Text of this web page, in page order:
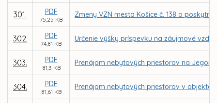
301. PDF
75,25 KB
Zmeny VZN mesta Košice č. 138 o
302. PDF
74,81 KB
Určenie výšky príspevku na záujmové
303. PDF
81,3 KB
Prenájom nebytových priestorov na
304. PDF
81,61 KB
Prenájom nebytových priestorov v objekte